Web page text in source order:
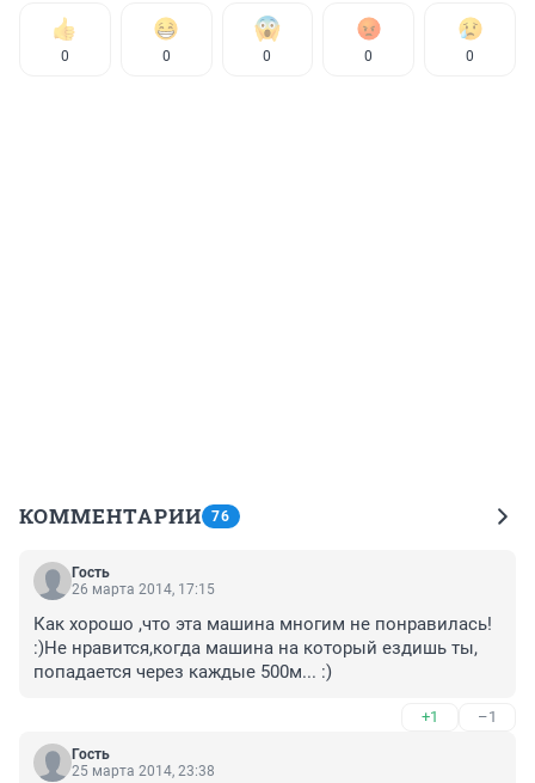
0 0 0 0 0
КОММЕНТАРИИ 76
Гость
26 марта 2014, 17:15
Как хорошо ,что эта машина многим не понравилась!
:)Не нравится,когда машина на который ездишь ты,
попадается через каждые 500м... :)
+1 –1
Гость
25 марта 2014, 23:38